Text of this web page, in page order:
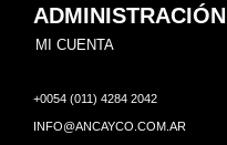
ADMINISTRACIÓN
MI CUENTA
+0054 (011) 4284 2042
INFO@ANCAYCO.COM.AR